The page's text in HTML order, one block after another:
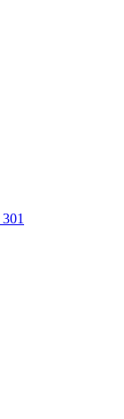
301